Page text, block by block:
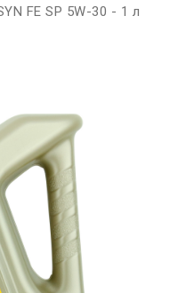
FE SP 5W-30 - 1 л